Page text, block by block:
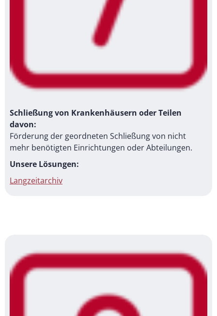
Schließung von Krankenhäusern oder Teilen
davon:
Förderung der geordneten Schließung von nicht
mehr benötigten Einrichtungen oder Abteilungen.
Unsere Lösungen:
Langzeitarchiv